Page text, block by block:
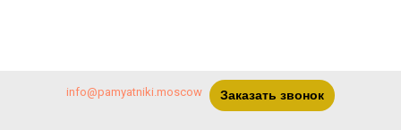
info@pamyatniki.moscow Заказать звонок